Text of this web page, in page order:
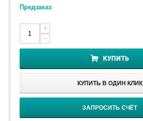
Предзаказ
+
−
КУПИТЬ
КУПИТЬ В ОДИН КЛИК
ЗАПРОСИТЬ СЧЁТ